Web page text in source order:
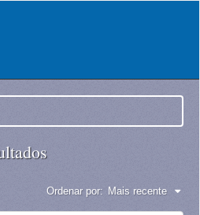
Ordenar por: Mais recente